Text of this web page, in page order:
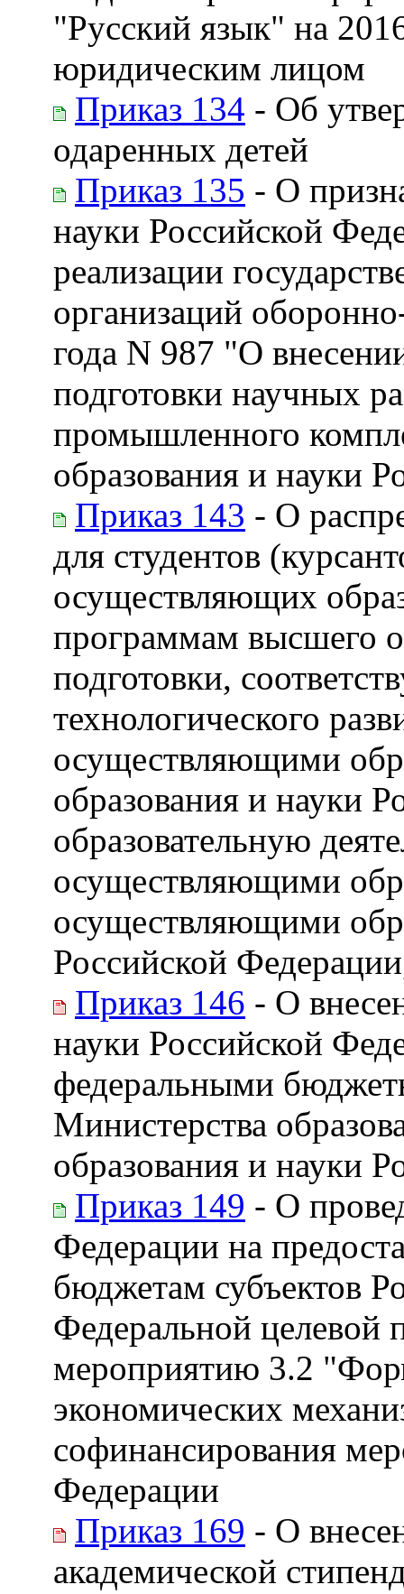
"Русский язык" на
юридическим лицом
Приказ 134 - Об
одаренных детей
Приказ 135 - О
науки Российской
реализации
организаций
года N 987 "О
подготовки научных
промышленного
образования и науки
Приказ 143 - О
для студентов
осуществляющих
программам высшего
подготовки,
технологического
осуществляющими
образования и науки
образовательную
осуществляющими
осуществляющими
Российской
Приказ 146 - О
науки Российской
федеральными
Министерства
образования и науки
Приказ 149 - О
Федерации на
бюджетам субъектов
Федеральной целевой
мероприятию 3.2
экономических
софинансирования
Федерации
Приказ 169 - О
академической